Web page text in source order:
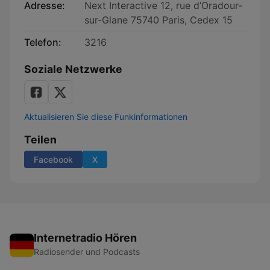
Adresse:
Next Interactive 12, rue d’Oradour-
sur-Glane 75740 Paris, Cedex 15
Telefon:
3216
Soziale Netzwerke
Aktualisieren Sie diese Funkinformationen
Teilen
Facebook X
Internetradio Hören
Radiosender und Podcasts